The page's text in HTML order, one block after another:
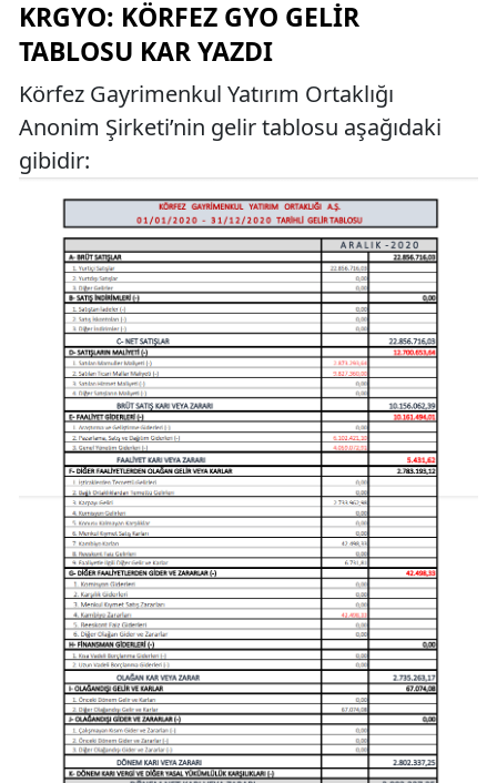
KRGYO: KÖRFEZ GYO GELIR
TABLOSU KAR YAZDI
Körfez Gayrimenkul Yatırım Ortaklığı
Anonim Şirketi’nin gelir tablosu aşağıdaki
gibidir: